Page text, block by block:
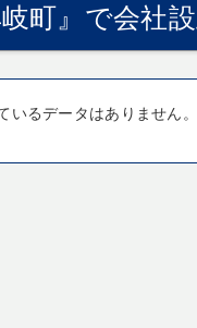
町』で会社
るデータはありません。